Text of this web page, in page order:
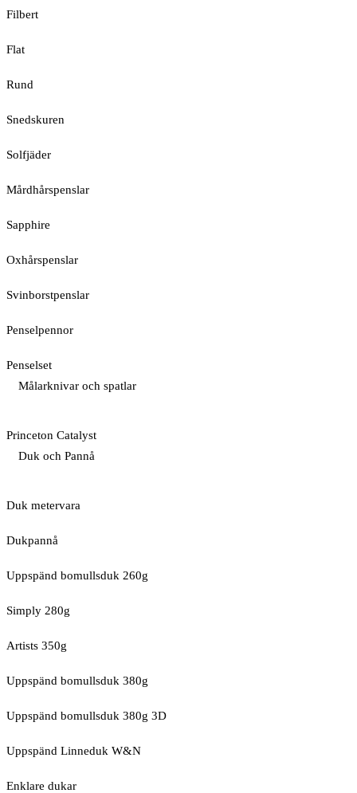
Filbert
Flat
Rund
Snedskuren
Solfjäder
Mårdhårspenslar
Sapphire
Oxhårspenslar
Svinborstpenslar
Penselpennor
Penselset
Målarknivar och spatlar
Princeton Catalyst
Duk och Pannå
Duk metervara
Dukpannå
Uppspänd bomullsduk 260g
Simply 280g
Artists 350g
Uppspänd bomullsduk 380g
Uppspänd bomullsduk 380g 3D
Uppspänd Linneduk W&N
Enklare dukar